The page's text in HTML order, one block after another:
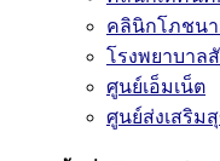
คลินิกโภชน
โรงพยาบาล
ศูนย์เอ็มเน็ต
ศูนย์ส่งเสริม